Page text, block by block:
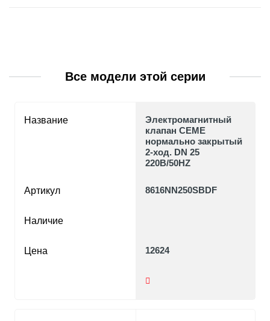
Все модели этой серии
Название
Артикул
Наличие
Цена
Электромагнитный
клапан CEME
нормально закрытый
2-ход. DN 25
220В/50HZ
8616NN250SBDF
12624